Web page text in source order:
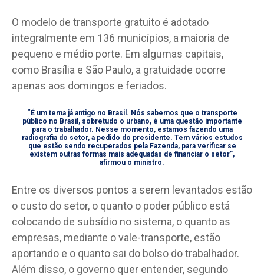
O modelo de transporte gratuito é adotado
integralmente em 136 municípios, a maioria de
pequeno e médio porte. Em algumas capitais,
como Brasília e São Paulo, a gratuidade ocorre
apenas aos domingos e feriados.
“É um tema já antigo no Brasil. Nós sabemos que o transporte
público no Brasil, sobretudo o urbano, é uma questão importante
para o trabalhador. Nesse momento, estamos fazendo uma
radiografia do setor, a pedido do presidente. Tem vários estudos
que estão sendo recuperados pela Fazenda, para verificar se
existem outras formas mais adequadas de financiar o setor”,
afirmou o ministro.
Entre os diversos pontos a serem levantados estão
o custo do setor, o quanto o poder público está
colocando de subsídio no sistema, o quanto as
empresas, mediante o vale-transporte, estão
aportando e o quanto sai do bolso do trabalhador.
Além disso, o governo quer entender, segundo